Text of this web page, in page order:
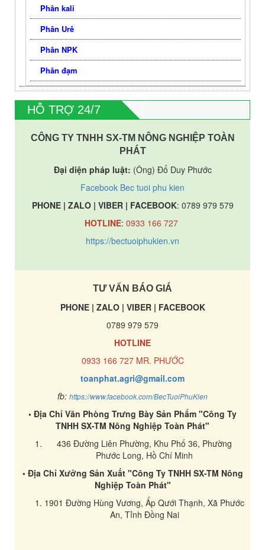
Phân kali
Phân Urê
Phân NPK
Phân đạm
HỖ TRỢ 24/7
CÔNG TY TNHH SX-TM NÔNG NGHIỆP TOÀN
PHÁT
Đại diện pháp luật: (Ông) Đổ Duy Phước
Facebook Bec tuoi phu kien
PHONE | ZALO | VIBER | FACEBOOK: 0789 979 579
HOTLINE: 0933 166 727
https://bectuoiphukien.vn
TƯ VẤN BÁO GIÁ
PHONE | ZALO | VIBER | FACEBOOK
0789 979 579
HOTLINE
0933 166 727 MR. PHƯỚC
toanphat.agri@gmail.com
fb: https://www.facebook.com/BecTuoiPhuKien
• Địa Chỉ Văn Phòng Trưng Bày Sản Phẩm "Công Ty
TNHH SX-TM Nông Nghiệp Toàn Phát"
436 Đường Liên Phường, Khu Phố 36, Phường
Phước Long, Hồ Chí Minh
• Địa Chỉ Xưởng Sản Xuất "Công Ty TNHH SX-TM Nông
Nghiệp Toàn Phát"
1901 Đường Hùng Vương, Ấp Qưới Thạnh, Xã Phước
An, Tỉnh Đồng Nai